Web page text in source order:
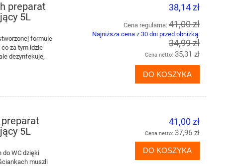
-14%
preparat
5L
formule
za tym idzie
dezynfekuje,
38,14 zł
Cena regularna: 41,00 zł
Najniższa cena z 30 dni przed obniżką:
34,99 zł
Cena netto: 35,31 zł
DO KOSZYKA
5L
do WC dzięki
muszli
41,00 zł
Cena netto: 37,96 zł
DO KOSZYKA